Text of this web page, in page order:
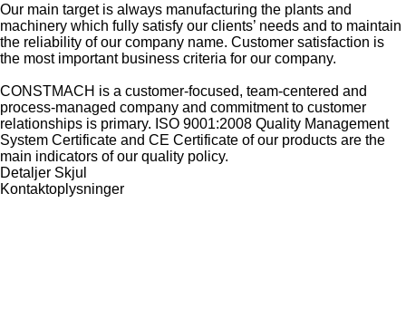
Our main target is always manufacturing the plants and
machinery which fully satisfy our clients’ needs and to maintain
the reliability of our company name. Customer satisfaction is
the most important business criteria for our company.
CONSTMACH is a customer-focused, team-centered and
process-managed company and commitment to customer
relationships is primary. ISO 9001:2008 Quality Management
System Certificate and CE Certificate of our products are the
main indicators of our quality policy.
Detaljer Skjul
Kontaktoplysninger